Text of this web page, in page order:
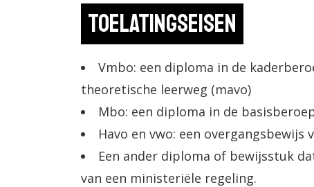
Toelatingseisen
Vmbo: een diploma in de
theoretische leerweg (mavo)
Mbo: een diploma in de
Havo en vwo: een overgangsbewijs
Een ander diploma of bewijsstuk
van een ministeriële regeling.